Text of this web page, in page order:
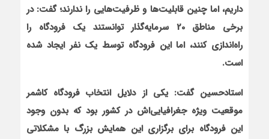
داریم، اما چنین قابلیت‌ها و ظرفیت‌هایی را ندارند؛ گفت: در
برخی مناطق 20 سرمایه‌گذار توانستند یک فرودگاه را
راه‌اندازی کنند، اما این فرودگاه توسط یک نفر ایجاد شده
است.
استادحسین گفت: یکی از دلایل انتخاب فرودگاه کاشمر
موقعیت ویژه جغرافیایی‌اش در کشور بود که بدون وجود
این فرودگاه برای برگزاری این همایش بزرگ با مشکلاتی